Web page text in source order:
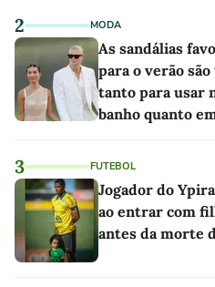
2 MODA
As sandálias
para o verão
tanto para usar
banho quanto
3 FUTEBOL
Jogador do
ao entrar com
antes da morte